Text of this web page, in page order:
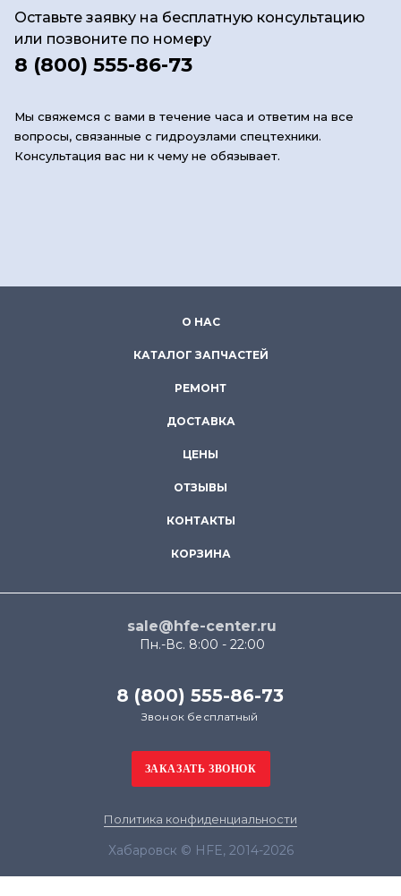
Оставьте заявку на бесплатную консультацию
или позвоните по номеру
8 (800) 555-86-73
Мы свяжемся с вами в течение часа и ответим на все
вопросы, связанные с гидроузлами спецтехники.
Консультация вас ни к чему не обязывает.
О НАС
КАТАЛОГ ЗАПЧАСТЕЙ
РЕМОНТ
ДОСТАВКА
ЦЕНЫ
ОТЗЫВЫ
КОНТАКТЫ
КОРЗИНА
sale@hfe-center.ru
Пн.-Вс. 8:00 - 22:00
8 (800) 555-86-73
Звонок бесплатный
Политика конфиденциальности
Хабаровск © HFE, 2014-2026